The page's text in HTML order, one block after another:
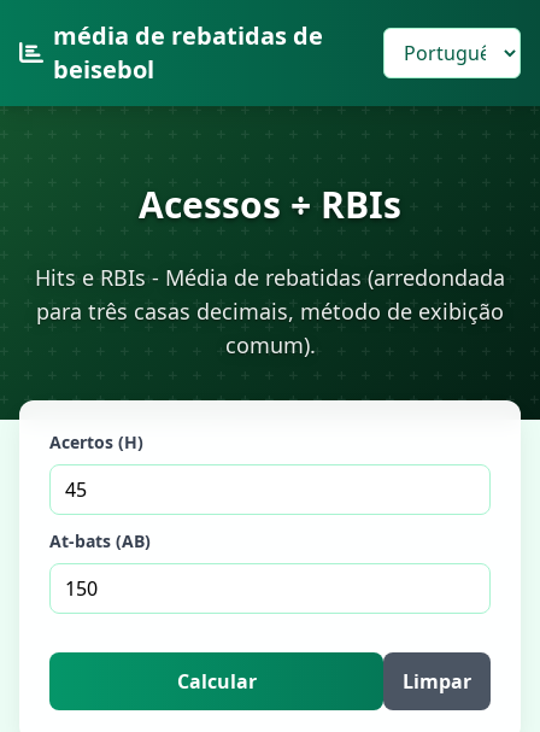
média de rebatidas de
beisebol
Acessos ÷ RBIs
Hits e RBIs - Média de rebatidas (arredondada
para três casas decimais, método de exibição
comum).
Acertos (H)
At-bats (AB)
Calcular Limpar